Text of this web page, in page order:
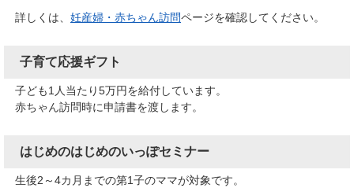
詳しくは、 妊産婦・赤ちゃん訪問​​​ページを確認してください。
子育て応援ギフト
子ども1人当たり5万円を給付しています。
赤ちゃん訪問時に申請書を渡します。
はじめのはじめのいっぽセミナー
生後2～4カ月までの第1子のママが対象です。